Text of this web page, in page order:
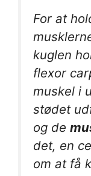
For at
kuglen
flexor
muskel i
stødet
og de
det, en
om at få